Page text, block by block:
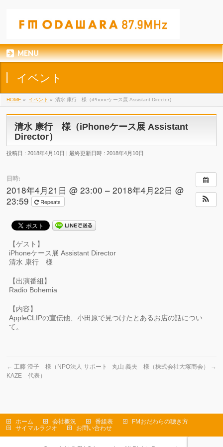
MENU
イベント
HOME » イベント » 清水 康行 様（iPhoneケース展 Assistant Director）
清水 康行 様（iPhoneケース展 Assistant
Director）
投稿日 : 2018年4月10日 最終更新日時 : 2018年4月10日
日時:
2018年4月21日 @ 23:00 – 2018年4月22日 @
23:59
Repeats
【ゲスト】
iPhoneケース展 Assistant Director
清水 康行 様
【出演番組】
Radio Bohemia
【内容】
AppleCLIPの宣伝他、小田原で見つけたとあるお店の話につい
て。
← 工藤 澄子 様（NPO法人 サポート
KAZE 代表）
丸山 義夫 様（株式会社大塚商会） →
ホーム 会社概況 番組表
FMおだわらの聴き方
サイマルラジオ
お問い合わせ